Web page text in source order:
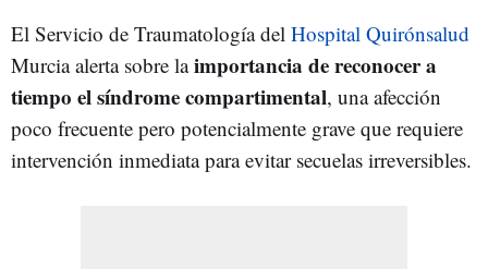
El Servicio de Traumatología del Hospital Quirónsalud
Murcia alerta sobre laimportancia de reconocer a
tiempo el síndrome compartimental, una afección
poco frecuente pero potencialmente grave que requiere
intervención inmediata para evitar secuelas irreversibles.